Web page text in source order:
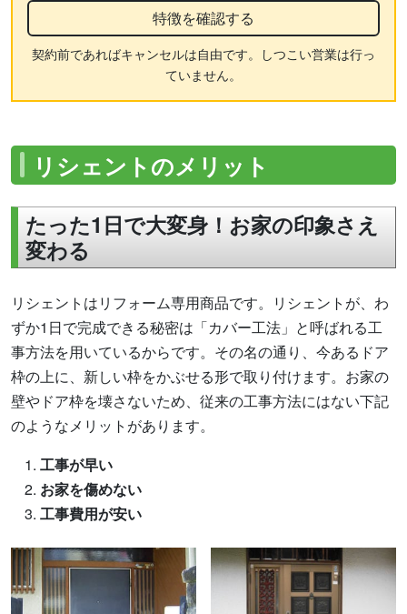
特徴を確認する
契約前であればキャンセルは自由です。しつこい営業は行っ
ていません。
リシェントのメリット
たった1日で大変身！お家の印象さえ
変わる
リシェントはリフォーム専用商品です。リシェントが、わ
ずか1日で完成できる秘密は「カバー工法」と呼ばれる工
事方法を用いているからです。その名の通り、今あるドア
枠の上に、新しい枠をかぶせる形で取り付けます。お家の
壁やドア枠を壊さないため、従来の工事方法にはない下記
のようなメリットがあります。
工事が早い
お家を傷めない
工事費用が安い